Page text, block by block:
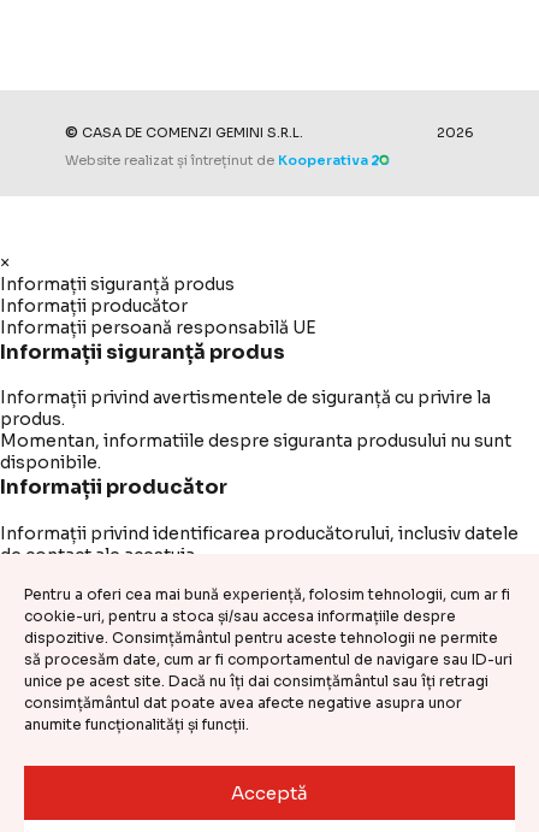
Pentru a oferi cea mai bună experiență, folosim tehnologii, cum ar fi
cookie-uri, pentru a stoca și/sau accesa informațiile despre
dispozitive. Consimțământul pentru aceste tehnologii ne permite
să procesăm date, cum ar fi comportamentul de navigare sau ID-uri
unice pe acest site. Dacă nu îți dai consimțământul sau îți retragi
consimțământul dat poate avea afecte negative asupra unor
anumite funcționalități și funcții.
Acceptă
© CASA DE COMENZI GEMINI S.R.L.
2026
Website realizat și întreținut de Kooperativa
×
Informații siguranță produs
Informații producător
Informații persoană responsabilă UE
Informații siguranță produs
Informații privind avertismentele de siguranță cu privire la
produs.
Momentan, informatiile despre siguranta produsului nu sunt
disponibile.
Informații producător
Informații privind identificarea producătorului, inclusiv datele
de contact ale acestuia.
Email:-
Adresă:-
Informații persoană responsabilă UE
responsabil pentru conformitatea produsului, inclusiv datele
Denumire:-